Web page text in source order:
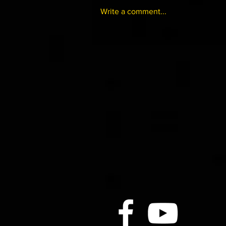
07-01 沙田黃昏賽
Write a comment...